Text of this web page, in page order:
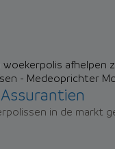
woekerpolis
- Medeoprichter
in de markt